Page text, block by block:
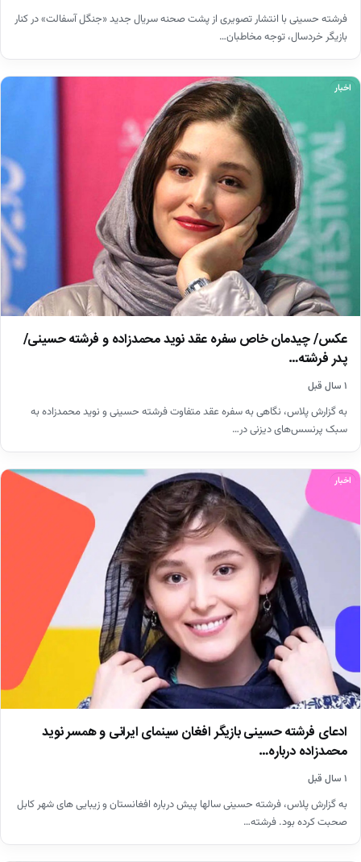
فرشته حسینی با انتشار تصویری از پشت صحنه سریال جدید «جنگل آسفالت» در کنار
بازیگر خردسال، توجه مخاطبان…
اخبار
عکس/ چیدمان خاص سفره عقد نوید محمدزاده و فرشته حسینی/
پدر فرشته…
۱ سال قبل
به گزارش پلاس، نگاهی به سفره عقد متفاوت فرشته حسینی و نوید محمدزاده به
سبک پرنسس‌های دیزنی در…
اخبار
ادعای فرشته حسینی بازیگر افغان سینمای ایرانی و همسر نوید
محمدزاده درباره…
۱ سال قبل
به گزارش پلاس، فرشته حسینی سالها پیش درباره افغانستان و زیبایی های شهر کابل
صحبت کرده بود. فرشته…